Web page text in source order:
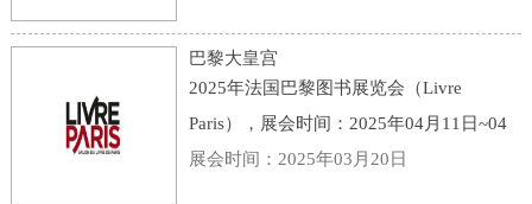
中心
巴黎大皇宫
2025年法国巴黎图书展览会（Livre
Paris），展会时间：2025年04月11日~04
月13日，展会地点：法国-巴黎-3 Avenue
展会时间：2025年03月20日